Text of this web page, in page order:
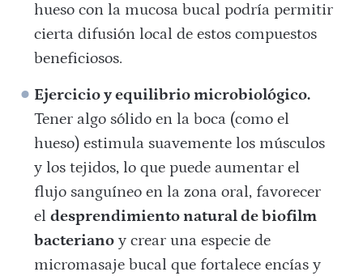
hueso con la mucosa bucal podría permitir
cierta difusión local de estos compuestos
beneficiosos.
Ejercicio y equilibrio microbiológico.
Tener algo sólido en la boca (como el
hueso) estimula suavemente los músculos
y los tejidos, lo que puede aumentar el
flujo sanguíneo en la zona oral, favorecer
eldesprendimiento natural de biofilm
bacteriano y crear una especie de
micromasaje bucal que fortalece encías y